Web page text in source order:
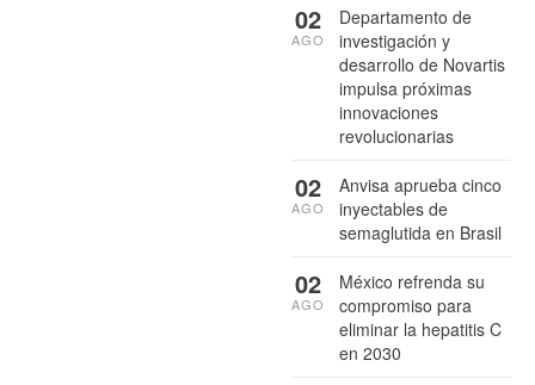
Departamento de
investigación y
desarrollo de Novartis
impulsa próximas
innovaciones
revolucionarias
02
AGO
Anvisa aprueba cinco
inyectables de
semaglutida en Brasil
02
AGO
México refrenda su
compromiso para
eliminar la hepatitis C
en 2030
02
AGO